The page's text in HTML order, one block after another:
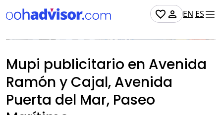
EN ES
Disponible
Mupi publicitario en Avenida
Ramón y Cajal, Avenida
Puerta del Mar, Paseo